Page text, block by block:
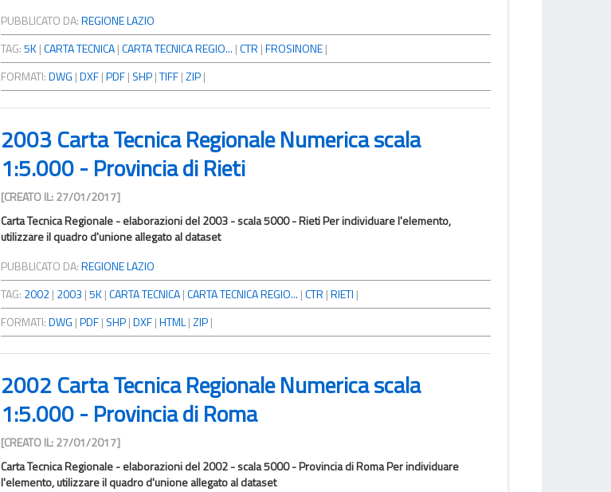
PUBBLICATO DA:REGIONE LAZIO
TAG:5K |CARTA TECNICA |CARTA TECNICA REGIO... |CTR |FROSINONE |
FORMATI:DWG |DXF |PDF | SHP |TIFF |ZIP |
2003 Carta Tecnica Regionale Numerica scala
1:5.000 - Provincia di Rieti
[CREATO IL: 27/01/2017]
Carta Tecnica Regionale - elaborazioni del 2003 - scala 5000 - Rieti Per individuare l'elemento,
utilizzare il quadro d'unione allegato al dataset
PUBBLICATO DA:REGIONE LAZIO
TAG: 2002 | 2003 |5K |CARTA TECNICA |CARTA TECNICA REGIO... |CTR |RIETI |
FORMATI:DWG |PDF | SHP |DXF |HTML |ZIP |
2002 Carta Tecnica Regionale Numerica scala
1:5.000 - Provincia di Roma
[CREATO IL: 27/01/2017]
Carta Tecnica Regionale - elaborazioni del 2002 - scala 5000 - Provincia di Roma Per individuare
l'elemento, utilizzare il quadro d'unione allegato al dataset